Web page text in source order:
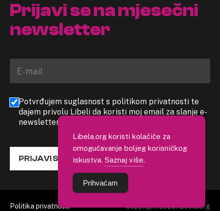
Prijavi se na mjesečni
newsletter
Potvrđujem suglasnost s politikom privatnosti te
dajem privolu Libeli da koristi moj email za slanje e-
newslettera
PRIJAVI SE
Politika privatnosti Copyright 2026. Libela.org
Libela.org koristi kolačiće za
omogućavanje boljeg korisničkog
iskustva. Saznaj više.
Prihvaćam